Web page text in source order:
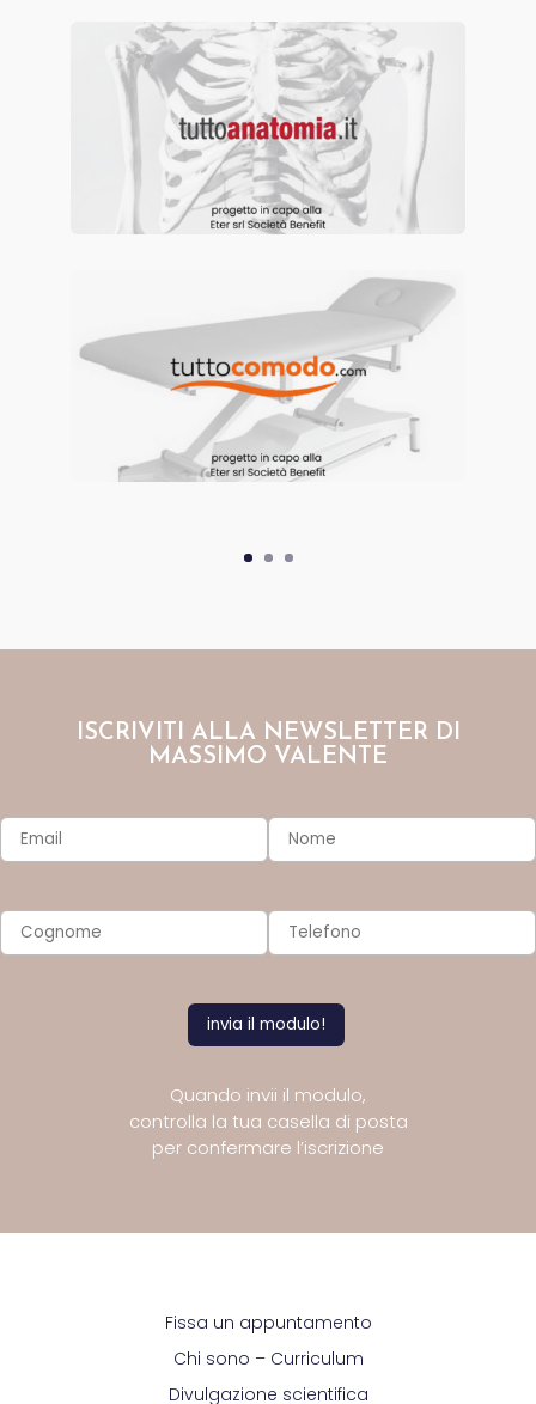
ISCRIVITI ALLA NEWSLETTER DI
MASSIMO VALENTE
Quando invii il modulo,
controlla la tua casella di posta
per confermare l’iscrizione
Fissa un appuntamento
Chi sono – Curriculum
Divulgazione scientifica